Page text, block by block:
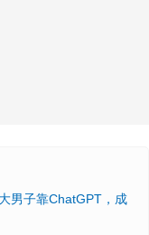
男子靠ChatGPT，成